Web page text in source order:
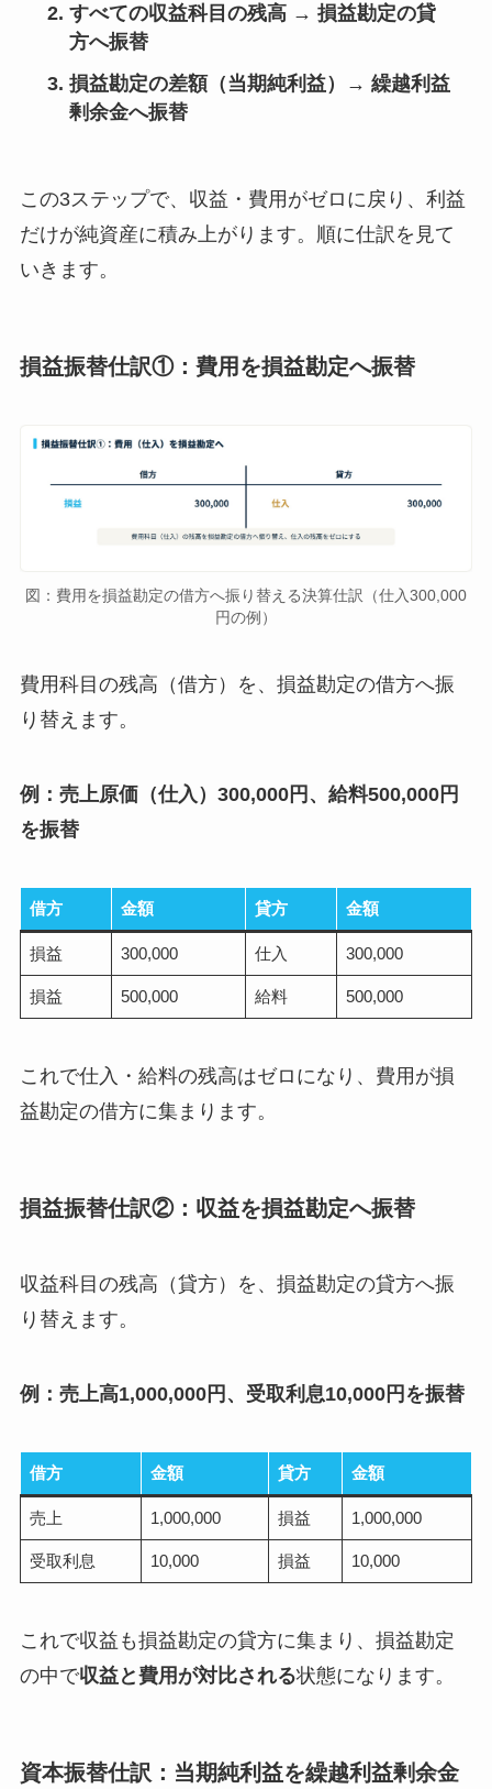
すべての収益科目の残高 → 損益勘定の貸
方へ振替
損益勘定の差額（当期純利益）→ 繰越利益
剰余金へ振替
この3ステップで、収益・費用がゼロに戻り、利益
だけが純資産に積み上がります。順に仕訳を見て
いきます。
損益振替仕訳①：費用を損益勘定へ振替
図：費用を損益勘定の借方へ振り替える決算仕訳（仕入300,000
円の例）
費用科目の残高（借方）を、損益勘定の借方へ振
り替えます。
例：売上原価（仕入）300,000円、給料500,000円
を振替
借方 金額 貸方 金額
損益 300,000 仕入 300,000
損益 500,000 給料 500,000
これで仕入・給料の残高はゼロになり、費用が損
益勘定の借方に集まります。
損益振替仕訳②：収益を損益勘定へ振替
収益科目の残高（貸方）を、損益勘定の貸方へ振
り替えます。
例：売上高1,000,000円、受取利息10,000円を振替
借方 金額 貸方 金額
売上 1,000,000 損益 1,000,000
受取利息 10,000 損益 10,000
これで収益も損益勘定の貸方に集まり、損益勘定
の中で収益と費用が対比される状態になります。
資本振替仕訳：当期純利益を繰越利益剰余金